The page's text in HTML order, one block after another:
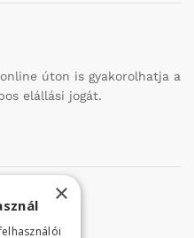
úton is gyakorolhatja a
elállási jogát.
×